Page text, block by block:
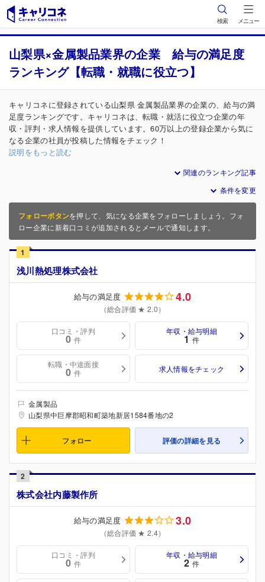
検索 メニュー
山梨県×金属製品業界の企業 給与の満足度
ランキング【転職・就職に役立つ】
キャリコネに登録されている山梨県 金属製品業界の企業の、給与の満
足度ランキングです。キャリコネは、転職・就活に役立つ企業の年
収・評判・求人情報を提供しています。60万以上の登録企業から気に
なる企業の社員が投稿した情報をチェック！
説明をもっと読む
関連のランキング記事
条件を変更
フォローボタンを押して、気になる企業をフォローしましょう。フォ
ロー企業に新着口コミが追加されるとメールで通知します。
1
浅川熱処理株式会社
給与の満足度 4.0
（総合評価 ★ 2.0）
口コミ・評判
0 件
年収・給与明細
1 件
転職・中途面接
0 件 求人情報をチェック
金属製品
山梨県中巨摩郡昭和町築地新居1584番地の2
フォロー 評価の詳細を見る
2
株式会社内藤製作所
給与の満足度 3.0
（総合評価 ★ 2.4）
口コミ・評判
0 件
年収・給与明細
2 件